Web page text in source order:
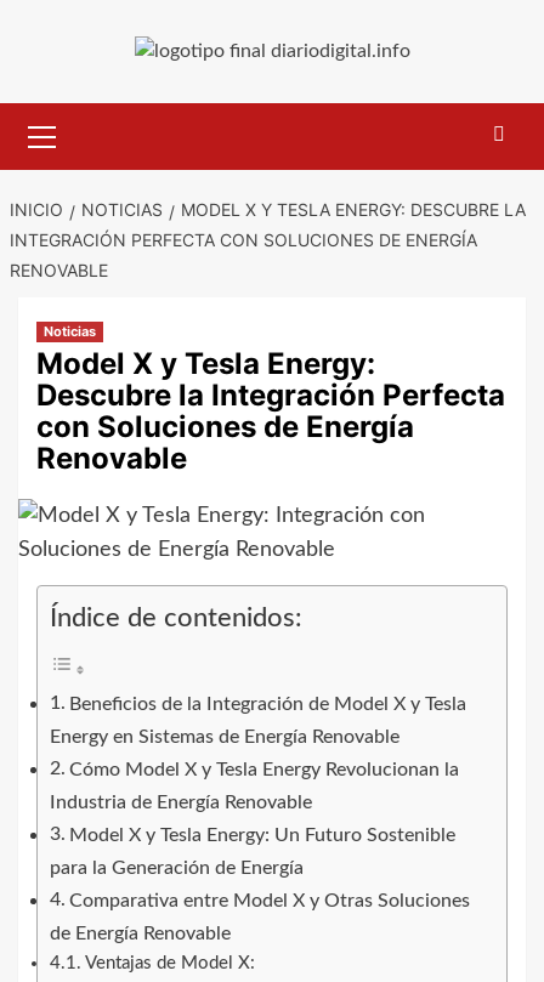
primario
INICIO NOTICIAS
MODEL X Y TESLA ENERGY: DESCUBRE LA
INTEGRACIÓN PERFECTA CON SOLUCIONES DE ENERGÍA
RENOVABLE
Noticias
Model X y Tesla Energy:
Descubre la Integración Perfecta
con Soluciones de Energía
Renovable
Índice de contenidos:
Beneficios de la Integración de Model X y Tesla
Energy en Sistemas de Energía Renovable
Cómo Model X y Tesla Energy Revolucionan la
Industria de Energía Renovable
Model X y Tesla Energy: Un Futuro Sostenible
para la Generación de Energía
Comparativa entre Model X y Otras Soluciones
de Energía Renovable
Ventajas de Model X: